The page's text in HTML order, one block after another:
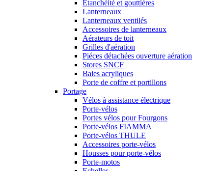
Étanchéité et gouttières
Lanterneaux
Lanterneaux ventilés
Accessoires de lanterneaux
Aérateurs de toit
Grilles d'aération
Piéces détachées ouverture aération
Stores SNCF
Baies acryliques
Porte de coffre et portillons
Portage
Vélos à assistance électrique
Porte-vélos
Portes vélos pour Fourgons
Porte-vélos FIAMMA
Porte-vélos THULE
Accessoires porte-vélos
Housses pour porte-vélos
Porte-motos